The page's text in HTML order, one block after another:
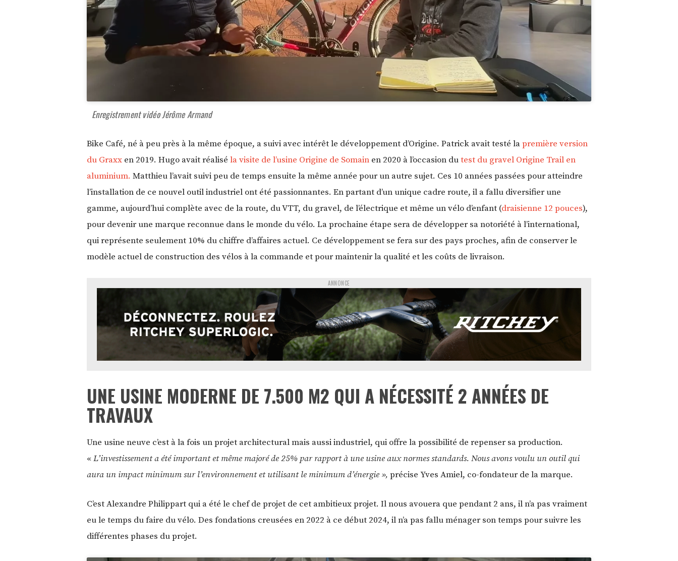
Enregistrement vidéo Jérôme Armand
Bike Café, né à peu près à la même époque, a suivi avec intérêt le développement d’Origine. Patrick avait testé lapremière version
du Graxx en 2019. Hugo avait réalisé la visite de l’usine Origine de Somain en 2020 à l’occasion dutest du gravel Origine Trail en
aluminium. Matthieu l’avait suivi peu de temps ensuite la même année pour un autre sujet. Ces 10 années passées pour atteindre
l’installation de ce nouvel outil industriel ont été passionnantes. En partant d’un unique cadre route, il a fallu diversifier une
gamme, aujourd’hui complète avec de la route, du VTT, du gravel, de l’électrique et même un vélo d’enfant (draisienne 12 pouces),
pour devenir une marque reconnue dans le monde du vélo. La prochaine étape sera de développer sa notoriété à l’international,
qui représente seulement 10% du chiffre d’affaires actuel. Ce développement se fera sur des pays proches, afin de conserver le
modèle actuel de construction des vélos à la commande et pour maintenir la qualité et les coûts de livraison.
ANNONCE
UNE USINE MODERNE DE 7.500 M2 QUI A NÉCESSITÉ 2 ANNÉES DE
TRAVAUX
Une usine neuve c’est à la fois un projet architectural mais aussi industriel, qui offre la possibilité de repenser sa production.
«L’investissement a été important et même majoré de 25% par rapport à une usine aux normes standards. Nous avons voulu un outil qui
aura un impact minimum sur l’environnement et utilisant le minimum d’énergie », précise Yves Amiel, co-fondateur de la marque.
C’est Alexandre Philippart qui a été le chef de projet de cet ambitieux projet. Il nous avouera que pendant 2 ans, il n’a pas vraiment
eu le temps du faire du vélo. Des fondations creusées en 2022 à ce début 2024, il n’a pas fallu ménager son temps pour suivre les
différentes phases du projet.